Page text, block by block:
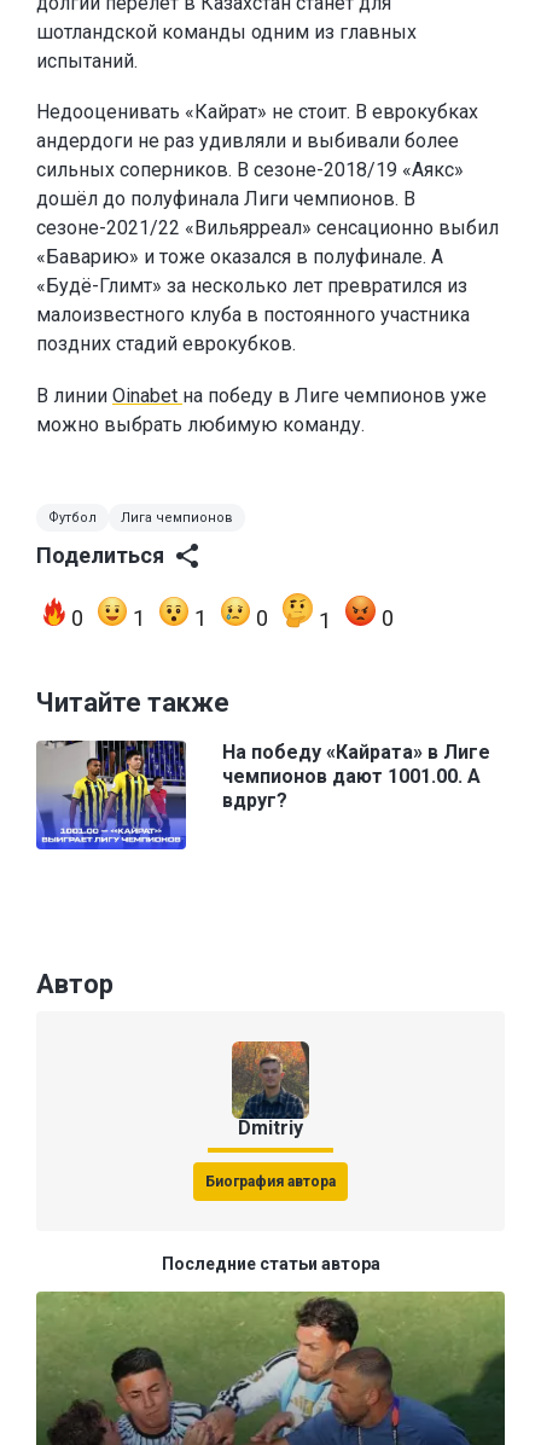
шотландской команды одним из главных
испытаний.
Недооценивать «Кайрат» не стоит. В еврокубках
андердоги не раз удивляли и выбивали более
сильных соперников. В сезоне-2018/19 «Аякс»
дошёл до полуфинала Лиги чемпионов. В
сезоне-2021/22 «Вильярреал» сенсационно выбил
«Баварию» и тоже оказался в полуфинале. А
«Будё-Глимт» за несколько лет превратился из
малоизвестного клуба в постоянного участника
поздних стадий еврокубков.
В линии Oinabet на победу в Лиге чемпионов уже
можно выбрать любимую команду.
Футбол Лига чемпионов
Поделиться
0 1 1 0 1 0
Читайте также
На победу «Кайрата» в Лиге
чемпионов дают 1001.00. А
вдруг?
Автор
Dmitriy
Биография автора
Последние статьи автора